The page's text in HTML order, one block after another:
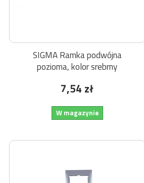
SIGMA Ramka podwójna
pozioma, kolor srebrny
7,54 zł
W magazynie